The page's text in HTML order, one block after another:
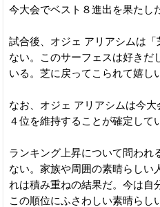
今大会でベスト８進出を果たし
試合後、オジェ アリアシムは「
ない。このサーフェスは好きだ
いる。芝に戻ってこられて嬉し
なお、オジェ アリアシムは今
４位を維持することが確定して
ランキング上昇について問われ
ない。家族や周囲の素晴らしい
れは積み重ねの結果だ。今は自
この順位にふさわしい素晴らし